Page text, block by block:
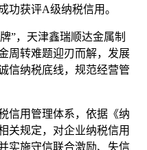
功获评A级纳税信用。
，天津鑫瑞顺达金属制
周转难题迎刃而解，发展
信纳税底线，规范经营管
用管理体系，依据《纳
关规定，对企业纳税信用
实施守信联合激励、失信